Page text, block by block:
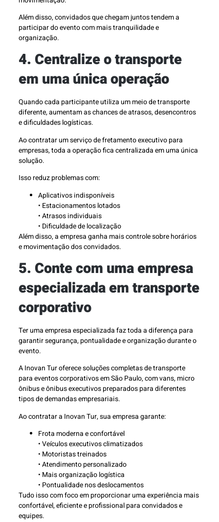
Além disso, convidados que chegam juntos tendem a
participar do evento com mais tranquilidade e
organização.
4. Centralize o transporte
em uma única operação
Quando cada participante utiliza um meio de transporte
diferente, aumentam as chances de atrasos, desencontros
e dificuldades logísticas.
Ao contratar um serviço de fretamento executivo para
empresas, toda a operação fica centralizada em uma única
solução.
Isso reduz problemas com:
Aplicativos indisponíveis
• Estacionamentos lotados
• Atrasos individuais
• Dificuldade de localização
Além disso, a empresa ganha mais controle sobre horários
e movimentação dos convidados.
5. Conte com uma empresa
especializada em transporte
corporativo
Ter uma empresa especializada faz toda a diferença para
garantir segurança, pontualidade e organização durante o
evento.
A Inovan Tur oferece soluções completas de transporte
para eventos corporativos em São Paulo, com vans, micro
ônibus e ônibus executivos preparados para diferentes
tipos de demandas empresariais.
Ao contratar a Inovan Tur, sua empresa garante:
Frota moderna e confortável
• Veículos executivos climatizados
• Motoristas treinados
• Atendimento personalizado
• Mais organização logística
• Pontualidade nos deslocamentos
Tudo isso com foco em proporcionar uma experiência mais
confortável, eficiente e profissional para convidados e
equipes.